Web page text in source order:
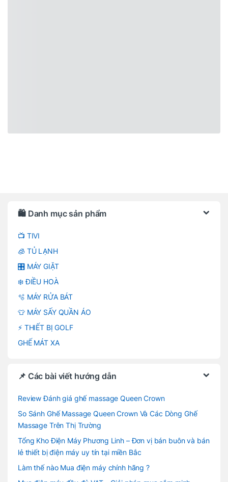
🛍️ Danh mục sản phẩm
📺 TIVI
🧊 TỦ LẠNH
🎛️ MÁY GIẶT
❄️ ĐIỀU HOÀ
🫧 MÁY RỬA BÁT
👕 MÁY SẤY QUẦN ÁO
⚡ THIẾT BỊ GOLF
GHẾ MÁT XA
📌 Các bài viết hướng dẫn
Review Đánh giá ghế massage Queen Crown
So Sánh Ghế Massage Queen Crown Và Các Dòng Ghế
Massage Trên Thị Trường
Tổng Kho Điện Máy Phương Linh – Đơn vị bán buôn và bán
lẻ thiết bị điện máy uy tín tại miền Bắc
Làm thế nào Mua điện máy chính hãng ?